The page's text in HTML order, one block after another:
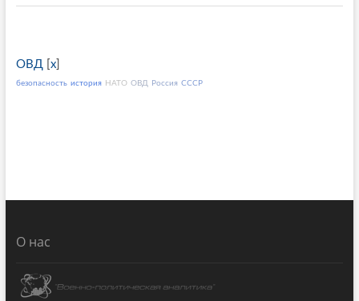
ОВД[ x]
безопасность история НАТО ОВД Россия СССР
О нас